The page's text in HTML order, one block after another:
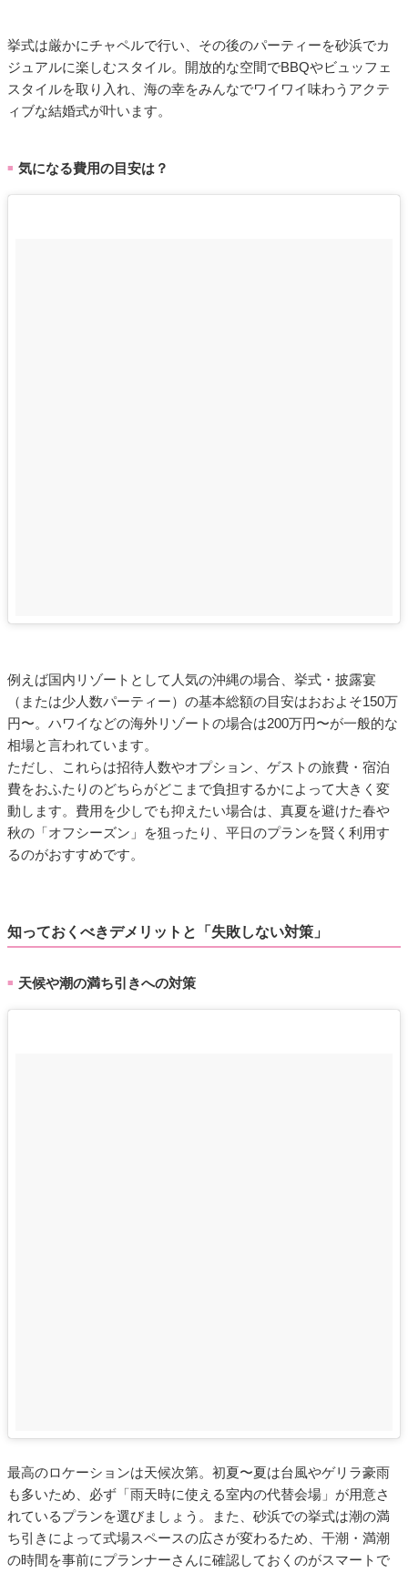
挙式は厳かにチャペルで行い、その後のパーティーを砂浜でカ
ジュアルに楽しむスタイル。開放的な空間でBBQやビュッフェ
スタイルを取り入れ、海の幸をみんなでワイワイ味わうアクテ
ィブな結婚式が叶います。
■ 気になる費用の目安は？
例えば国内リゾートとして人気の沖縄の場合、挙式・披露宴
（または少人数パーティー）の基本総額の目安はおおよそ150万
円〜。ハワイなどの海外リゾートの場合は200万円〜が一般的な
相場と言われています。
ただし、これらは招待人数やオプション、ゲストの旅費・宿泊
費をおふたりのどちらがどこまで負担するかによって大きく変
動します。費用を少しでも抑えたい場合は、真夏を避けた春や
秋の「オフシーズン」を狙ったり、平日のプランを賢く利用す
るのがおすすめです。
知っておくべきデメリットと「失敗しない対策」
■ 天候や潮の満ち引きへの対策
最高のロケーションは天候次第。初夏〜夏は台風やゲリラ豪雨
も多いため、必ず「雨天時に使える室内の代替会場」が用意さ
れているプランを選びましょう。また、砂浜での挙式は潮の満
ち引きによって式場スペースの広さが変わるため、干潮・満潮
の時間を事前にプランナーさんに確認しておくのがスマートで